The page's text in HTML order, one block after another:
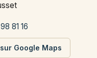
81 16
Google Maps